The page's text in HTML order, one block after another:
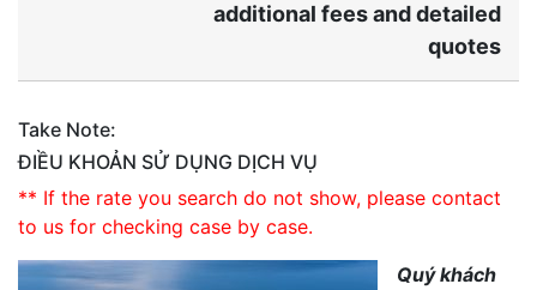
additional fees and detailed
quotes
Take Note:
ĐIỀU KHOẢN SỬ DỤNG DỊCH VỤ
** If the rate you search do not show, please contact
to us for checking case by case.
Quý khách